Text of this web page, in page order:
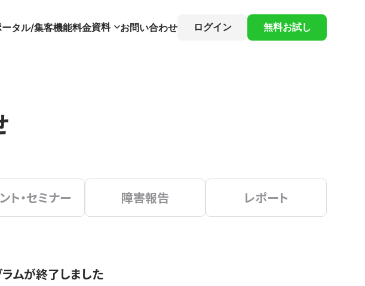
タル/集客機能料金資料 お問い合わせ ログイン 無料お試し
ト・セミナー 障害報告 レポート
ムが終了しました